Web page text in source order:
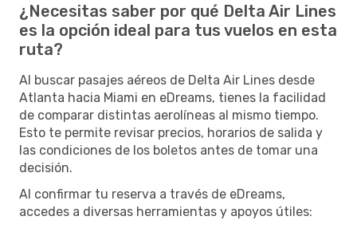
¿Necesitas saber por qué Delta Air Lines
es la opción ideal para tus vuelos en esta
ruta?
Al buscar pasajes aéreos de Delta Air Lines desde
Atlanta hacia Miami en eDreams, tienes la facilidad
de comparar distintas aerolíneas al mismo tiempo.
Esto te permite revisar precios, horarios de salida y
las condiciones de los boletos antes de tomar una
decisión.
Al confirmar tu reserva a través de eDreams,
accedes a diversas herramientas y apoyos útiles: